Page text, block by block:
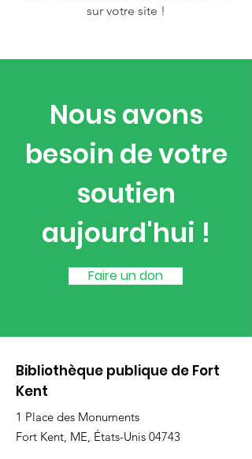
sur votre site !
Nous avons
besoin de votre
soutien
aujourd'hui !
Faire un don
Bibliothèque publique de Fort
Kent
1 Place des Monuments
Fort Kent, ME, États-Unis 04743